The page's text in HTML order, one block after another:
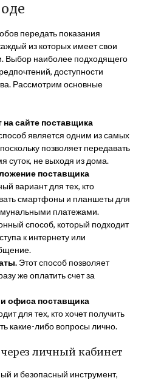
передать показания
из которых имеет свои
Выбор наиболее подходящего
доступности
Рассмотрим основные
сайте поставщика
является одним из самых
позволяет передавать
суток, не выходя из дома.
поставщика
вариант для тех, кто
смартфоны и планшеты для
платежами.
способ, который подходит
к интернету или
Этот способ позволяет
же оплатить счет за
офиса поставщика
для тех, кто хочет получить
какие-либо вопросы лично.
личный кабинет
и безопасный инструмент,